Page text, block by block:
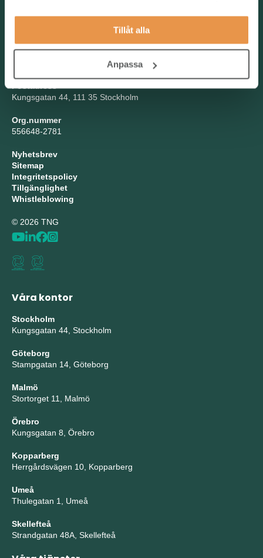
Tillåt alla
Anpassa
Boka möte
Besöksadress
Kungsgatan 44, Stockholm
Kungsgatan 44, 111 35 Stockholm
Org.nummer
556648-2781
Nyhetsbrev
Sitemap
Integritetspolicy
Tillgänglighet
Whistleblowing
© 2026 TNG
Våra kontor
Stockholm
Kungsgatan 44, Stockholm
Göteborg
Stampgatan 14, Göteborg
Malmö
Stortorget 11, Malmö
Örebro
Kungsgatan 8, Örebro
Kopparberg
Herrgårdsvägen 10, Kopparberg
Umeå
Thulegatan 1, Umeå
Skellefteå
Strandgatan 48A, Skellefteå